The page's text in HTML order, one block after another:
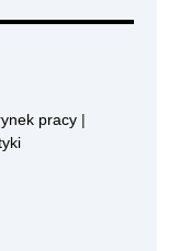
pracy |